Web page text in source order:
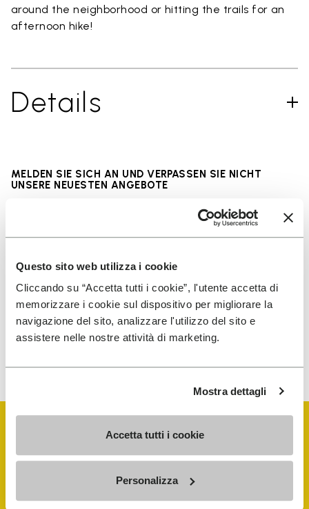
Questo sito web utilizza i cookie
Cliccando su “Accetta tutti i cookie”, l'utente accetta di
memorizzare i cookie sul dispositivo per migliorare la
navigazione del sito, analizzare l'utilizzo del sito e
assistere nelle nostre attività di marketing.
Mostra dettagli
Accetta tutti i cookie
Personalizza
around the neighborhood or hitting the trails for an
afternoon hike!
Details
MELDEN SIE SICH AN UND VERPASSEN SIE NICHT
UNSERE NEUESTEN ANGEBOTE
gelesen und stimme der Verarbeitung meiner
personenbezogenen Daten zu, um personalisierte
Kommunikation zu erhalten
Vibram Events